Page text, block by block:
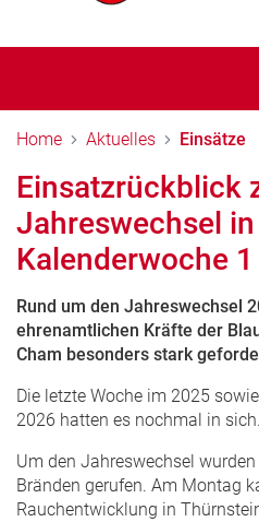
Home Aktuelles Einsätze
Einsatzrückblick
Jahreswechsel
Kalenderwoche 1
Rund um den Jahreswechsel
ehrenamtlichen Kräfte der
Cham besonders stark
Die letzte Woche im 2025
2026 hatten es nochmal in sich.
Um den Jahreswechsel
Bränden gerufen. Am Montag
Rauchentwicklung in